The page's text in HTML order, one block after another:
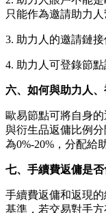
只能作為邀請助力
3. 助力人的邀請鏈
4. 助力人可登錄節
六、如何與助力人
歐易節點可將自身
與衍生品返傭比例
為0%-20%，分配給
七、手續費返傭是否
手續費返傭和返現
基準，若交易對手